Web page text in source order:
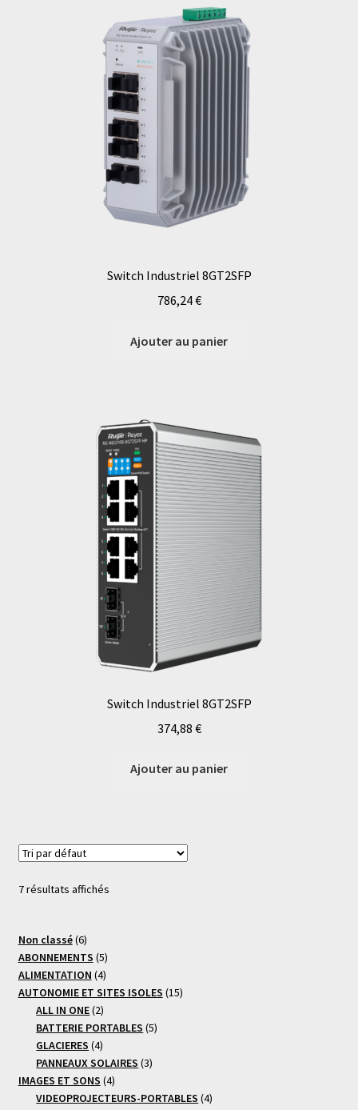
Switch Industriel 8GT2SFP
786,24€
Ajouter au panier
Switch Industriel 8GT2SFP
374,88 €
Ajouter au panier
7 résultats affichés
Non classé 66
produits
ABONNEMENTS 55
produits
ALIMENTATION 44
produits
AUTONOMIE ET SITES ISOLES 1515
ALL IN ONE 22
produits
BATTERIE PORTABLES 55
GLACIERES 44
produits
PANNEAUX SOLAIRES 33
IMAGES ET SONS 44
produits
VIDEOPROJECTEURS-PORTABLES 44